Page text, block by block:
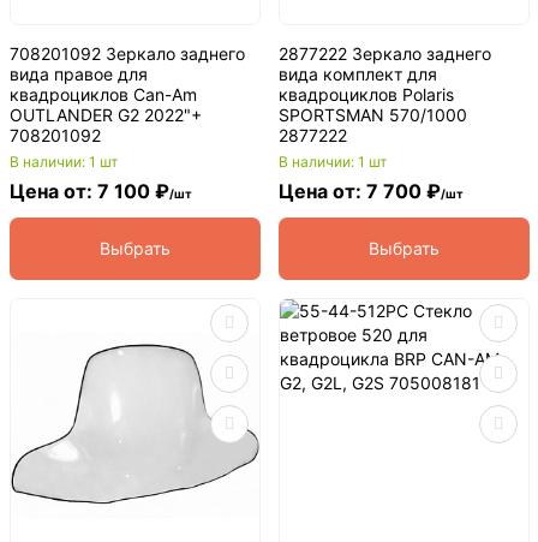
708201092 Зеркало заднего
вида правое для
квадроциклов Can-Am
OUTLANDER G2 2022"+
708201092
В наличии: 1 шт
Цена от: 7 100 ₽/шт
Выбрать
2877222 Зеркало заднего
вида комплект для
квадроциклов Polaris
SPORTSMAN 570/1000
2877222
В наличии: 1 шт
Цена от: 7 700 ₽/шт
Выбрать